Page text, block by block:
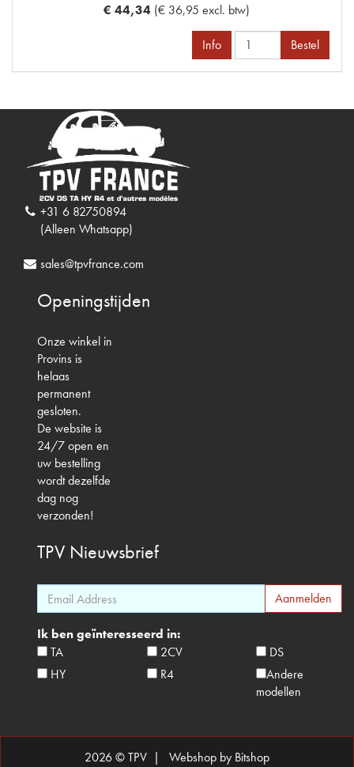
€ 44,34 (€ 36,95 excl. btw)
Info Bestel
+31 6 82750894
(Alleen Whatsapp)
sales@tpvfrance.com
Openingstijden
Onze winkel in
Provins is
helaas
permanent
gesloten.
De website is
24/7 open en
uw bestelling
wordt dezelfde
dag nog
verzonden!
TPV Nieuwsbrief
Ik ben geïnteresseerd in:
TA
2CV
DS
HY
R4
Andere
modellen
2026 © TPV | Webshop by Bitshop